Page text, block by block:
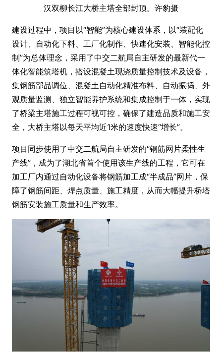
汉双柳长江大桥主塔全部封顶。许豹摄
建设过程中，项目以“智能”为核心建设体系，以“装配化
设计、自动化下料、工厂化制作、快速化安装、智能化控
制”为总体理念，采用了中交二航局自主研发的最新代一
体化智能筑塔机，搭设混凝土现浇质量控制技术及设备，
集钢筋部品调位、混凝土自动化精准布料、自动振捣、外
观质量监测、独立智能养护系统和集成控制于一体，实现
了桥梁主塔施工过程可视可控，确保了建造品质和施工安
全，大桥主塔以每天平均近1米的速度快速“增长”。
项目同步使用了中交二航局自主研发的“钢筋网片柔性生
产线”，成为了湖北省首个使用该生产线的工程，它可在
加工厂内通过自动化设备将钢筋加工成“半成品”网片，保
障了钢筋间距、焊点质量、施工精度，从而大幅提升桥塔
钢筋安装施工质量和生产效率。